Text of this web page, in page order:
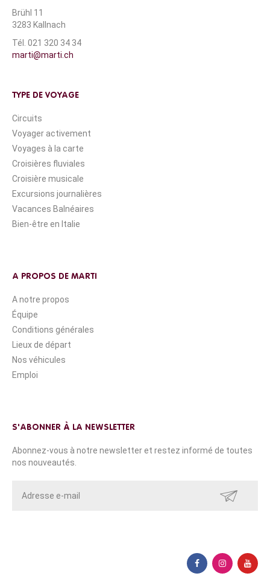
Brühl 11
3283 Kallnach
Tél. 021 320 34 34
marti@marti.ch
TYPE DE VOYAGE
Circuits
Voyager activement
Voyages à la carte
Croisières fluviales
Croisière musicale
Excursions journalières
Vacances Balnéaires
Bien-être en Italie
A PROPOS DE MARTI
A notre propos
Équipe
Conditions générales
Lieux de départ
Nos véhicules
Emploi
S'ABONNER À LA NEWSLETTER
Abonnez-vous à notre newsletter et restez informé de toutes
nos nouveautés.
ENVOYER